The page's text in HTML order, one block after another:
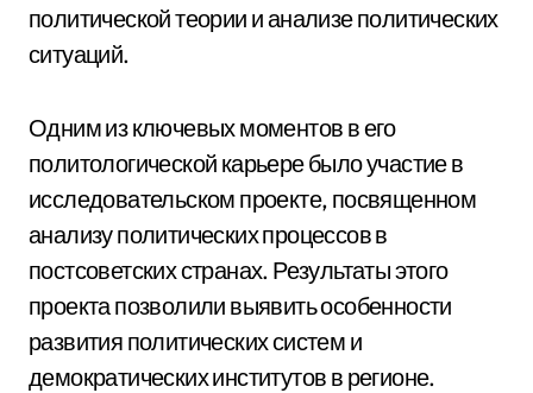
политической теории и анализе политических
ситуаций.
Одним из ключевых моментов в его
политологической карьере было участие в
исследовательском проекте, посвященном
анализу политических процессов в
постсоветских странах. Результаты этого
проекта позволили выявить особенности
развития политических систем и
демократических институтов в регионе.